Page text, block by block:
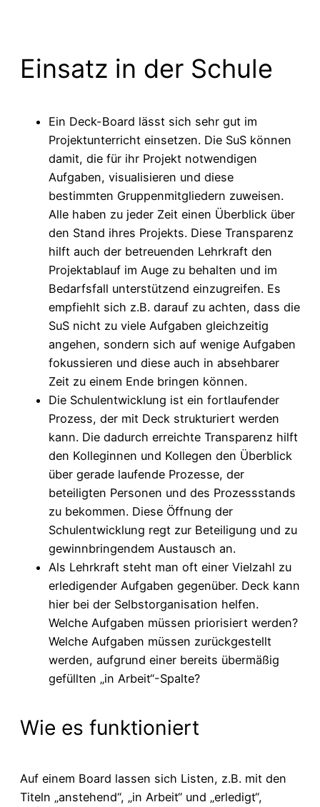
Einsatz in der Schule
Ein Deck-Board lässt sich sehr gut im
Projektunterricht einsetzen. Die SuS können
damit, die für ihr Projekt notwendigen
Aufgaben, visualisieren und diese
bestimmten Gruppenmitgliedern zuweisen.
Alle haben zu jeder Zeit einen Überblick über
den Stand ihres Projekts. Diese Transparenz
hilft auch der betreuenden Lehrkraft den
Projektablauf im Auge zu behalten und im
Bedarfsfall unterstützend einzugreifen. Es
empfiehlt sich z.B. darauf zu achten, dass die
SuS nicht zu viele Aufgaben gleichzeitig
angehen, sondern sich auf wenige Aufgaben
fokussieren und diese auch in absehbarer
Zeit zu einem Ende bringen können.
Die Schulentwicklung ist ein fortlaufender
Prozess, der mit Deck strukturiert werden
kann. Die dadurch erreichte Transparenz hilft
den Kolleginnen und Kollegen den Überblick
über gerade laufende Prozesse, der
beteiligten Personen und des Prozessstands
zu bekommen. Diese Öffnung der
Schulentwicklung regt zur Beteiligung und zu
gewinnbringendem Austausch an.
Als Lehrkraft steht man oft einer Vielzahl zu
erledigender Aufgaben gegenüber. Deck kann
hier bei der Selbstorganisation helfen.
Welche Aufgaben müssen priorisiert werden?
Welche Aufgaben müssen zurückgestellt
werden, aufgrund einer bereits übermäßig
gefüllten „in Arbeit“-Spalte?
Wie es funktioniert
Auf einem Board lassen sich Listen, z.B. mit den
Titeln „anstehend“, „in Arbeit“ und „erledigt“,